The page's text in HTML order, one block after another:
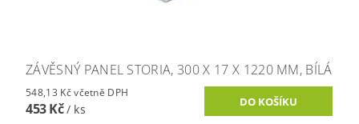
ZÁVĚSNÝ PANEL STORIA, 300 X 17 X 1220 MM, BÍLÁ
548,13 Kč včetně DPH
453 Kč/ ks